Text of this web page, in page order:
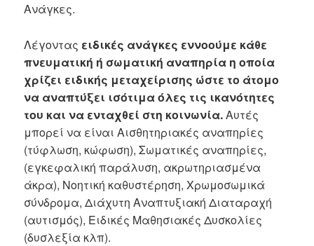
Ανάγκες.
Λέγοντας ειδικές ανάγκες εννοούμε κάθε
πνευματική ή σωματική αναπηρία η οποία
χρίζει ειδικής μεταχείρισης ώστε το άτομο
να αναπτύξει ισότιμα όλες τις ικανότητες
του και να ενταχθεί στη κοινωνία.Αυτές
μπορεί να είναι Αισθητηριακές αναπηρίες
(τύφλωση, κώφωση), Σωματικές αναπηρίες,
(εγκεφαλική παράλυση, ακρωτηριασμένα
άκρα), Νοητική καθυστέρηση, Χρωμοσωμικά
σύνδρομα, Διάχυτη Αναπτυξιακή Διαταραχή
(αυτισμός), Ειδικές Μαθησιακές Δυσκολίες
(δυσλεξία κλπ).